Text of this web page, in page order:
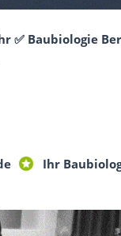
✅ Baubiologie
Ihr